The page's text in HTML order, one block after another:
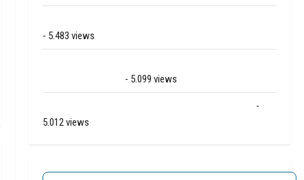
- 5.483 views
- 5.099 views
-
5.012 views